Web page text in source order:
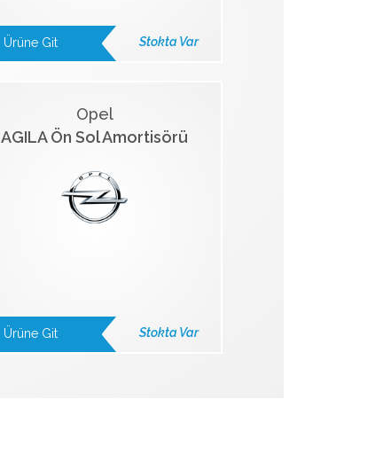
Ürüne Git Stokta Var
Opel
AGILA Ön Sol Amortisörü
Ürüne Git Stokta Var